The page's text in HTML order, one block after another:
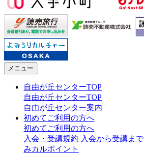
メニュー
自由が丘センターTOP
自由が丘センターTOP
自由が丘センター案内
初めてご利用の方へ
初めてご利用の方へ
入会・受講規約 入会から受講まで
みカルポイント